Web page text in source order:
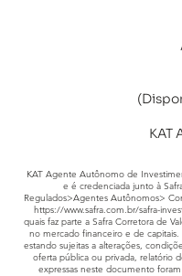
KAT
KAT Agente Autônomo de
e é credenciada junto à
Regulados>Agentes Autônomos>
https://www.safra.com.br/safra-
quais faz parte a Safra Corretora de
no mercado financeiro e de
estando sujeitas a alterações,
oferta pública ou privada, relatório
expressas neste documento